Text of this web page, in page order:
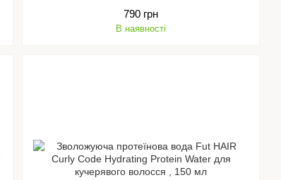
790 грн
В наявності